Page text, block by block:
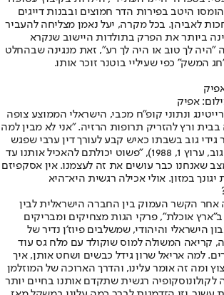
היטב בפירות הדר חמוצים ובבנות דייגים
לאביהן. בכל מקרה, יעל נאמן מצליחה להעביר
ביותר את הפרק בתולדות היישוב שנקרא
"היה לך טוב או היה לך רע", זאת מנגינה שבהחלט
המשק" כפי שעיליי בוטנר זוכר אותו.
אפיק
ונתוני קופ"ח מכבי, הישראלי הממוצע צופה
בבית ורץ להזריק תרופות הרזיה. "אני לא מבין למה
גוב בשבתו כאיש קבע לעורך דין ערבי שפגש
("כן מה", תסריט: ענת גוב, ערוץ 1, 1988), "פשוט יכולתם להאכיל אותנו עד
שאנחנו כבר עושים את זה לעצמנו. אין אסקפיזם
במזון. אולי אכילה רגשית היא־היא
אחר הקשר העמוק בין החברה הישראלית לבין
אוכלת", פרקי הגות מצחיקים ומבריקים
הישראלי והיהודי, שמשלבים פיוז'ן נדיר של
קריאה המשולה למוס שוקולד עם מלח גס עוד
למה אריאל שרון גידל כבשים ושחט אותן, איך
ומה זה אומר עלינו, והדרך הארוכה של המוזלמן
רגשית שתקדם אותנו בחיים יותר